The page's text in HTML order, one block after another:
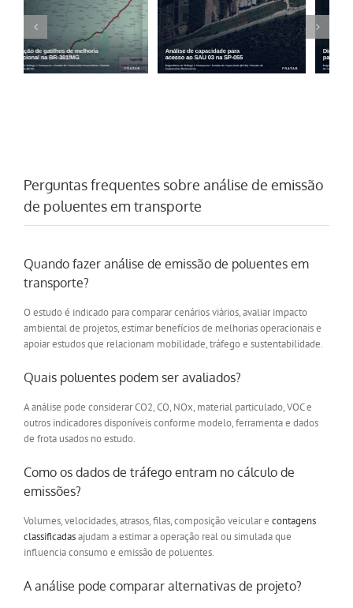
Perguntas frequentes sobre análise de emissão
de poluentes em transporte
Quando fazer análise de emissão de poluentes em
transporte?
O estudo é indicado para comparar cenários viários, avaliar impacto
ambiental de projetos, estimar benefícios de melhorias operacionais e
apoiar estudos que relacionam mobilidade, tráfego e sustentabilidade.
Quais poluentes podem ser avaliados?
A análise pode considerar CO2, CO, NOx, material particulado, VOC e
outros indicadores disponíveis conforme modelo, ferramenta e dados
de frota usados no estudo.
Como os dados de tráfego entram no cálculo de
emissões?
Volumes, velocidades, atrasos, filas, composição veicular e contagens
classificadasajudam a estimar a operação real ou simulada que
influencia consumo e emissão de poluentes.
A análise pode comparar alternativas de projeto?